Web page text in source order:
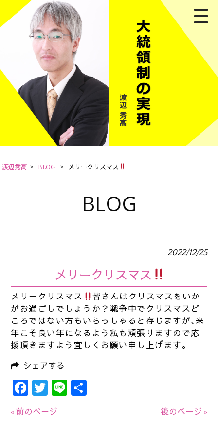
渡辺秀高 > BLOG > メリークリスマス
BLOG
2022/12/25
メリークリスマス
メリークリスマス
皆さんはクリスマスをいか
がお過ごしでしょうか？戦争中でクリスマスど
ころではない方もいらっしゃると存じますが､来
年こそ良い年になるよう私も頑張りますので応
援頂きますよう宜しくお願い申し上げます。
シェアする
Facebook
Twitter
Line
« 前のページ 後のページ »